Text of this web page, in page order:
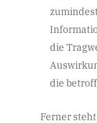
die
die
Ferner